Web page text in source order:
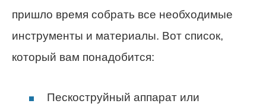
пришло время собрать все необходимые
инструменты и материалы. Вот список,
который вам понадобится:
Пескоструйный аппарат или